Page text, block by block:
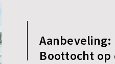
Aanbeveling:
Boottocht op